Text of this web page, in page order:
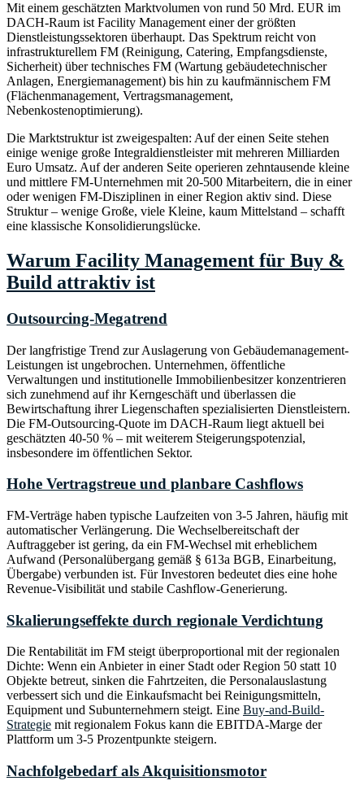
Mit einem geschätzten Marktvolumen von rund 50 Mrd. EUR im
DACH-Raum ist Facility Management einer der größten
Dienstleistungssektoren überhaupt. Das Spektrum reicht von
infrastrukturellem FM (Reinigung, Catering, Empfangsdienste,
Sicherheit) über technisches FM (Wartung gebäudetechnischer
Anlagen, Energiemanagement) bis hin zu kaufmännischem FM
(Flächenmanagement, Vertragsmanagement,
Nebenkostenoptimierung).
Die Marktstruktur ist zweigespalten: Auf der einen Seite stehen
einige wenige große Integraldienstleister mit mehreren Milliarden
Euro Umsatz. Auf der anderen Seite operieren zehntausende kleine
und mittlere FM-Unternehmen mit 20-500 Mitarbeitern, die in einer
oder wenigen FM-Disziplinen in einer Region aktiv sind. Diese
Struktur – wenige Große, viele Kleine, kaum Mittelstand – schafft
eine klassische Konsolidierungslücke.
Warum Facility Management für Buy &
Build attraktiv ist
Outsourcing-Megatrend
Der langfristige Trend zur Auslagerung von Gebäudemanagement-
Leistungen ist ungebrochen. Unternehmen, öffentliche
Verwaltungen und institutionelle Immobilienbesitzer konzentrieren
sich zunehmend auf ihr Kerngeschäft und überlassen die
Bewirtschaftung ihrer Liegenschaften spezialisierten Dienstleistern.
Die FM-Outsourcing-Quote im DACH-Raum liegt aktuell bei
geschätzten 40-50 % – mit weiterem Steigerungspotenzial,
insbesondere im öffentlichen Sektor.
Hohe Vertragstreue und planbare Cashflows
FM-Verträge haben typische Laufzeiten von 3-5 Jahren, häufig mit
automatischer Verlängerung. Die Wechselbereitschaft der
Auftraggeber ist gering, da ein FM-Wechsel mit erheblichem
Aufwand (Personalübergang gemäß § 613a BGB, Einarbeitung,
Übergabe) verbunden ist. Für Investoren bedeutet dies eine hohe
Revenue-Visibilität und stabile Cashflow-Generierung.
Skalierungseffekte durch regionale Verdichtung
Die Rentabilität im FM steigt überproportional mit der regionalen
Dichte: Wenn ein Anbieter in einer Stadt oder Region 50 statt 10
Objekte betreut, sinken die Fahrtzeiten, die Personalauslastung
verbessert sich und die Einkaufsmacht bei Reinigungsmitteln,
Equipment und Subunternehmern steigt. Eine Buy-and-Build-
Strategie mit regionalem Fokus kann die EBITDA-Marge der
Plattform um 3-5 Prozentpunkte steigern.
Nachfolgebedarf als Akquisitionsmotor